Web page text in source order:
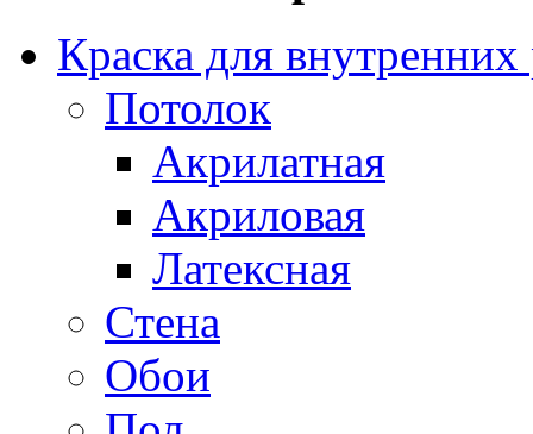
Краска для внутренних
Потолок
Акрилатная
Акриловая
Латексная
Стена
Обои